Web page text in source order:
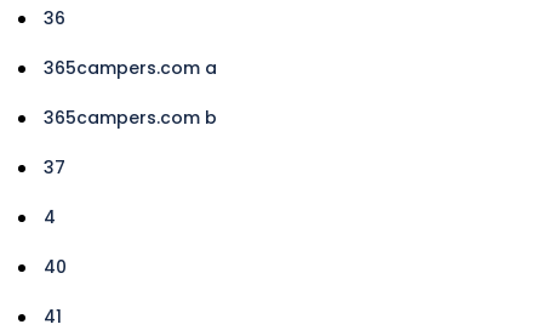
36
365campers.com a
365campers.com b
37
4
40
41